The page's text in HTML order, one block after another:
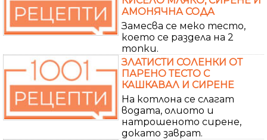
АМОНЯЧНА СОДА
Замесва се меко тесто,
което се раздела на 2
топки.
ЗЛАТИСТИ СОЛЕНКИ ОТ
ПАРЕНО ТЕСТО С
КАШКАВАЛ И СИРЕНЕ
На котлона се слагат
водата, олиото и
натрошеното сирене,
докато заврат.